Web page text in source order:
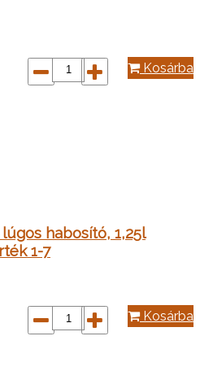
Kosárba
habosító, 1,25l
1-7
Kosárba